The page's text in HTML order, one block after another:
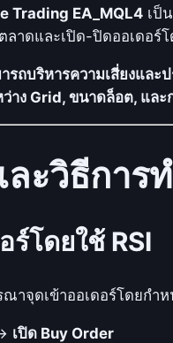
Trading EA_MQL4 เป็น
ลาดและเปิด-ปิดออเดอร์
รถบริหารความเสี่ยงแล
ว่าง Grid, ขนาดล็อต, แล
ะวิธีการ
ร์โดยใช้ RSI
ณาจุดเข้าออเดอร์โดยกำ
เปิด Buy Order